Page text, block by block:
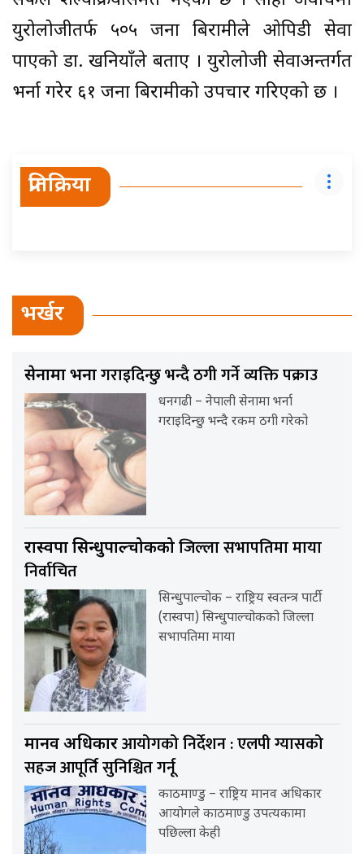
युरोलोजीतर्फ ५०५ जना बिरामीले ओपिडी सेवा
पाएको डा. खनियाँले बताए । युरोलोजी सेवाअन्तर्गत
भर्ना गरेर ६१ जना बिरामीको उपचार गरिएको छ ।
प्रतिक्रिया
भर्खर
सेनामा भर्नागराइदिन्छु भन्दै ठगी गर्ने व्यक्ति पक्राउ
धनगढी – नेपाली सेनामा भर्ना
गराइदिन्छु भन्दै रकम ठगी गरेको
रास्वपा सिन्धुपाल्चोककोजिल्ला सभापतिमा माया
निर्वाचित
सिन्धुपाल्चोक – राष्ट्रिय स्वतन्त्र पार्टी
(रास्वपा) सिन्धुपाल्चोकको जिल्ला
सभापतिमा माया
मानव अधिकारआयोगको निर्देशन : एलपी ग्यासको
सहज आपूर्ति सुनिश्चित गर्नू
काठमाण्डु – राष्ट्रिय मानव अधिकार
आयोगले काठमाण्डु उपत्यकामा
पछिल्ला केही